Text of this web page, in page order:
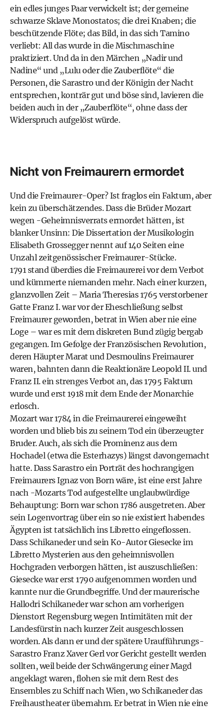
ein edles junges Paar verwickelt ist; der gemeine
schwarze Sklave Monostatos; die drei Knaben; die
beschützende Flöte; das Bild, in das sich Tamino
verliebt: All das wurde in die Mischmaschine
praktiziert. Und da in den Märchen „Nadir und
Nadine“ und „Lulu oder die Zauberflöte“ die
Personen, die Sarastro und der Königin der Nacht
entsprechen, konträr gut und böse sind, lavieren die
beiden auch in der „Zauberflöte“, ohne dass der
Widerspruch aufgelöst würde.
Nicht von Freimaurern ermordet
Und die Freimaurer-Oper? Ist fraglos ein Faktum, aber
kein zu überschätzendes. Dass die Brüder Mozart
wegen -Geheimnisverrats ermordet hätten, ist
blanker Unsinn: Die Dissertation der Musikologin
Elisabeth Grossegger nennt auf 140 Seiten eine
Unzahl zeitgenössischer Freimaurer-Stücke.
1791 stand überdies die Freimaurerei vor dem Verbot
und kümmerte niemanden mehr. Nach einer kurzen,
glanzvollen Zeit – Maria Theresias 1765 verstorbener
Gatte Franz I. war vor der Eheschließung selbst
Freimaurer geworden, betrat in Wien aber nie eine
Loge – war es mit dem diskreten Bund zügig bergab
gegangen. Im Gefolge der Französischen Revolution,
deren Häupter Marat und Desmoulins Freimaurer
waren, bahnten dann die Reaktionäre Leopold II. und
Franz II. ein strenges Verbot an, das 1795 Faktum
wurde und erst 1918 mit dem Ende der Monarchie
erlosch.
Mozart war 1784 in die Freimaurerei eingeweiht
worden und blieb bis zu seinem Tod ein überzeugter
Bruder. Auch, als sich die Prominenz aus dem
Hochadel (etwa die Esterhazys) längst davongemacht
hatte. Dass Sarastro ein Porträt des hochrangigen
Freimaurers Ignaz von Born wäre, ist eine erst Jahre
nach -Mozarts Tod aufgestellte unglaubwürdige
Behauptung: Born war schon 1786 ausgetreten. Aber
sein Logenvortrag über ein so nie existiert habendes
Ägypten ist tatsächlich ins Libretto eingeflossen.
Dass Schikaneder und sein Ko-Autor Giesecke im
Libretto Mysterien aus den geheimnisvollen
Hochgraden verborgen hätten, ist auszuschließen:
Giesecke war erst 1790 aufgenommen worden und
kannte nur die Grundbegriffe. Und der maurerische
Hallodri Schikaneder war schon am vorherigen
Dienstort Regensburg wegen Intimitäten mit der
Landesfürstin nach kurzer Zeit ausgeschlossen
worden. Als dann er und der spätere Uraufführungs-
Sarastro Franz Xaver Gerl vor Gericht gestellt werden
sollten, weil beide der Schwängerung einer Magd
angeklagt waren, flohen sie mit dem Rest des
Ensembles zu Schiff nach Wien, wo Schikaneder das
Freihaustheater übernahm. Er betrat in Wien nie eine